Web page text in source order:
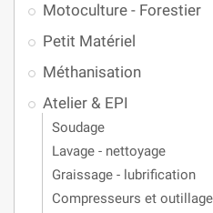
Motoculture - Forestier
Petit Matériel
Méthanisation
Atelier & EPI
Soudage
Lavage - nettoyage
Graissage - lubrification
Compresseurs et